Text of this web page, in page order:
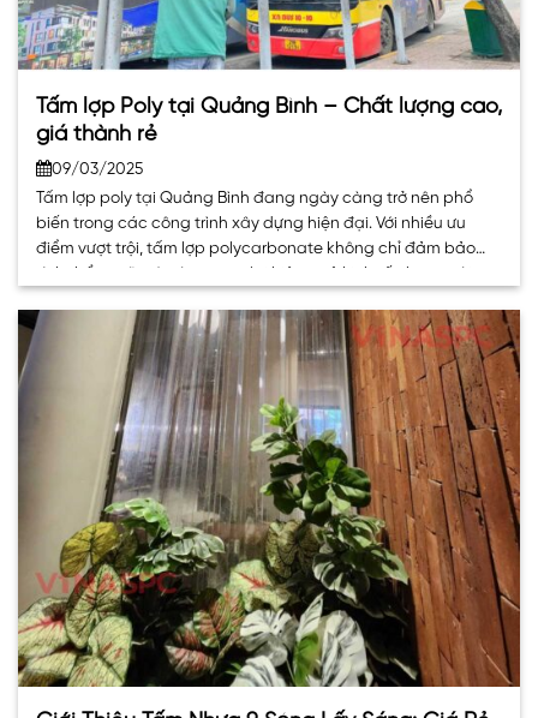
Tấm lợp Poly tại Quảng Bình – Chất lượng cao,
giá thành rẻ
09/03/2025
Tấm lợp poly tại Quảng Bình đang ngày càng trở nên phổ
biến trong các công trình xây dựng hiện đại. Với nhiều ưu
điểm vượt trội, tấm lợp polycarbonate không chỉ đảm bảo
tính thẩm mỹ mà còn mang lại hiệu quả kinh tế cho người